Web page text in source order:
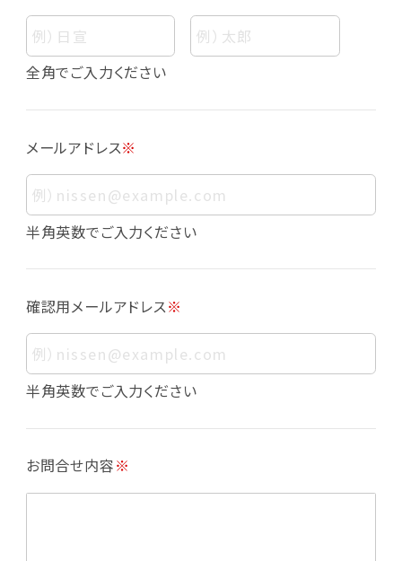
個人情報
個人情報とは、お客様個人に関する情報であっ
て、当該情報を構成する氏名、住所、電話番号、
す。また、その情報のみでは識別できない場合で
も、他の情報と容易に照合することで、結果的に
お客様個人を識別できるものも個人情報に含ま
れます。
個人情報の利用目的について
下の通りであり、これらの目的達成の範囲を超
えてお客様の個人情報を利用することはありま
せん。
・会員登録者の個人認証
・会員ポイントプログラムの運営
・メールマガジンの配信
・本サービスに関する規約等の変更の通知
全角でご入力ください
メールアドレス※
半角英数でご入力ください
確認用メールアドレス※
半角英数でご入力ください
お問合せ内容※